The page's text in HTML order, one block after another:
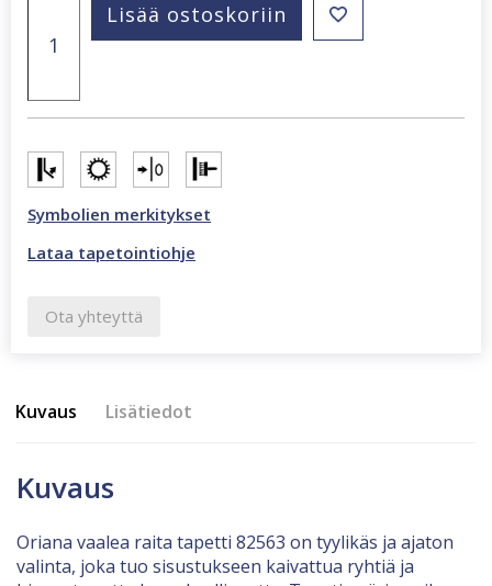
raita
määrä
Lisää ostoskoriin
Symbolien merkitykset
Lataa tapetointiohje
Ota yhteyttä
Kuvaus Lisätiedot
Kuvaus
Oriana vaalea raita tapetti 82563 on tyylikäs ja ajaton
valinta, joka tuo sisustukseen kaivattua ryhtiä ja